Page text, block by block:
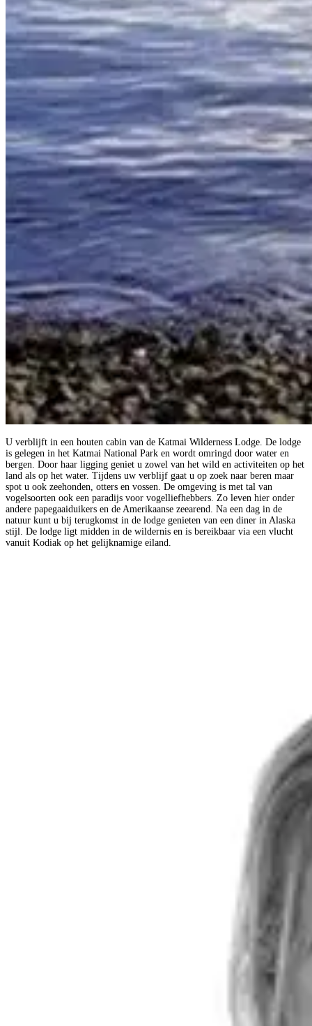
U verblijft in een houten cabin van de Katmai Wilderness Lodge. De lodge
is gelegen in het Katmai National Park en wordt omringd door water en
bergen. Door haar ligging geniet u zowel van het wild en activiteiten op het
land als op het water. Tijdens uw verblijf gaat u op zoek naar beren maar
spot u ook zeehonden, otters en vossen. De omgeving is met tal van
vogelsoorten ook een paradijs voor vogelliefhebbers. Zo leven hier onder
andere papegaaiduikers en de Amerikaanse zeearend. Na een dag in de
natuur kunt u bij terugkomst in de lodge genieten van een diner in Alaska
stijl. De lodge ligt midden in de wildernis en is bereikbaar via een vlucht
vanuit Kodiak op het gelijknamige eiland.